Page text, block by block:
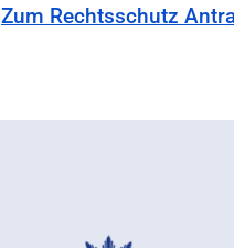
Zum Rechtsschutz